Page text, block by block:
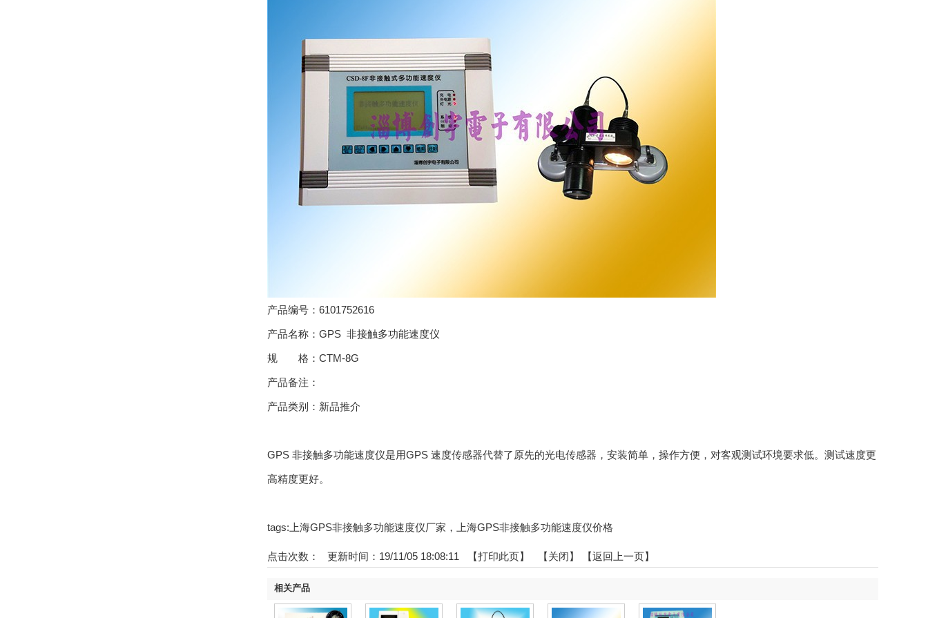
产品编号：6101752616
产品名称：GPS 非接触多功能速度仪
规 格：CTM-8G
产品备注：
产品类别：新品推介
GPS 非接触多功能速度仪是用GPS 速度传感器代替了原先的光电传感器，安装简单，操作方便，对客观测试环境要求低。测试速度更
高精度更好。
tags:上海GPS非接触多功能速度仪厂家，上海GPS非接触多功能速度仪价格
点击次数： 更新时间：19/11/05 18:08:11 【打印此页】 【关闭】 【返回上一页】
相关产品